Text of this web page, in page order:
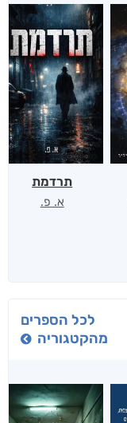
תרדמת
א. פ.
לכל הספרים
מהקטגוריה